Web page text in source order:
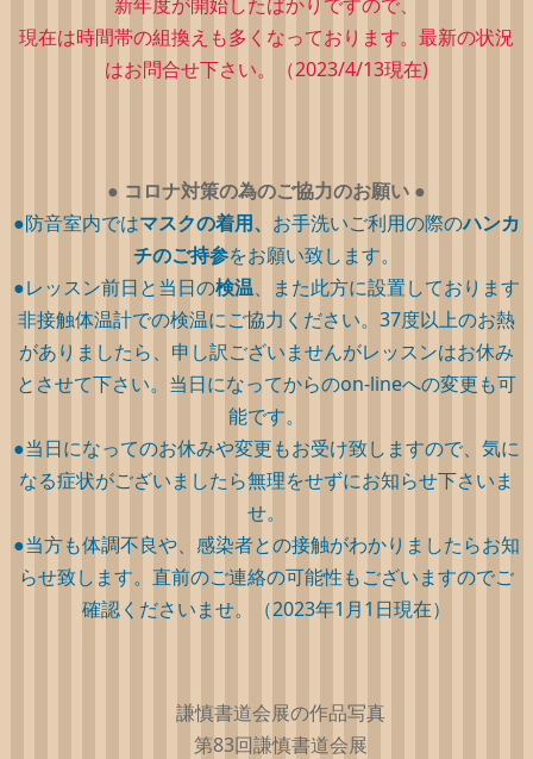
現在は時間帯の組換えも多くなっております。最新の状況
はお問合せ下さい。（2023/4/13現在)
● コロナ対策の為のご協力のお願い ●
●防音室内ではマスクの着用、 お手洗いご利用の際のハンカ
チのご持参をお願い致します。
●レッスン前日と当日の検温、また此方に設置しております
非接触体温計での検温にご協力ください。37度以上のお熱
がありましたら、申し訳ございませんがレッスンはお休み
とさせて下さい。当日になってからのon-lineへの変更も可
能です。
●当日になってのお休みや変更もお受け致しますので、気に
なる症状がございましたら無理をせずにお知らせ下さいま
せ。
●当方も体調不良や、感染者との接触がわかりましたらお知
らせ致します。直前のご連絡の可能性もございますのでご
確認くださいませ。（2023年1月1日現在）
謙慎書道会展の作品写真
第83回謙慎書道会展